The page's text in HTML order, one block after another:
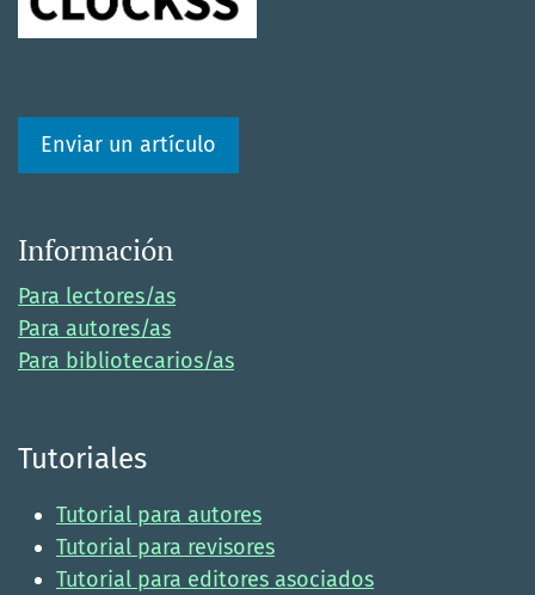
Enviar un artículo
Información
Para lectores/as
Para autores/as
Para bibliotecarios/as
Tutoriales
Tutorial para autores
Tutorial para revisores
Tutorial para editores asociados